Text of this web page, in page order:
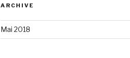
ARCHIVE
Mai 2018